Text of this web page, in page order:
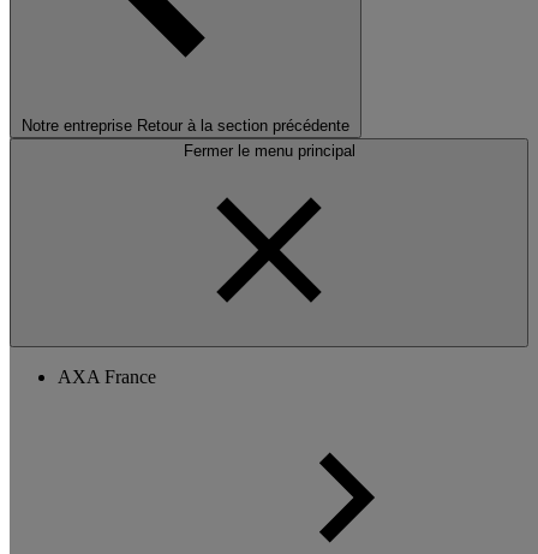
Notre entreprise Retour à la section précédente
Fermer le menu principal
AXA France